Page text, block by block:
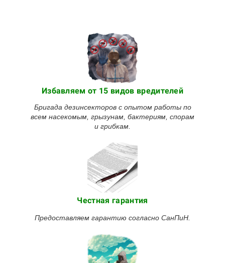
Избавляем от 15 видов вредителей
Бригада дезинсекторов с опытом работы по
всем насекомым, грызунам, бактериям, спорам
и грибкам.
Честная гарантия
Предоставляем гарантию согласно СанПиН.